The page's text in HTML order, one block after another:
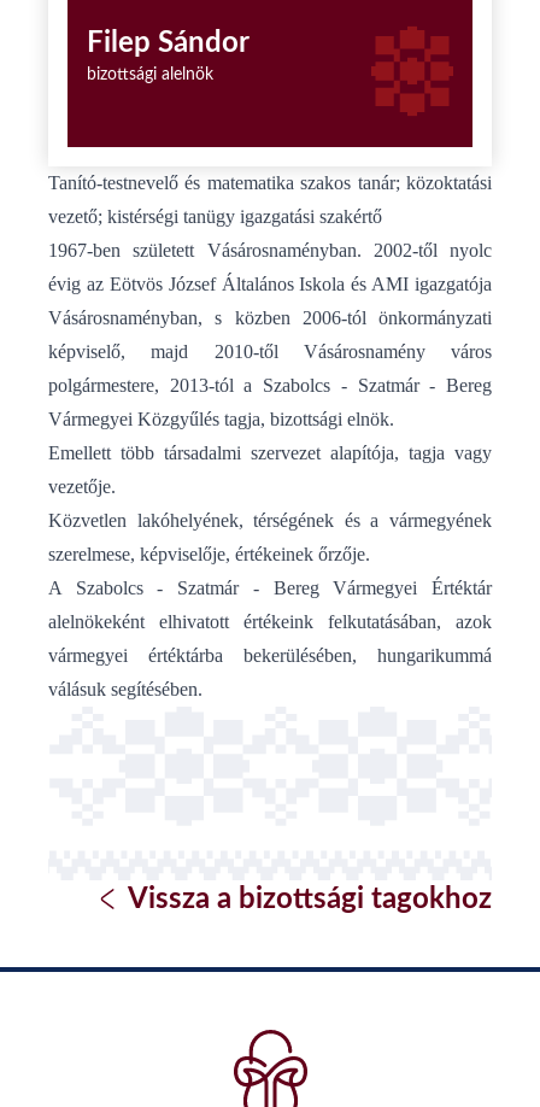
Filep Sándor
bizottsági alelnök
Tanító-testnevelő és matematika szakos tanár; közoktatási
vezető; kistérségi tanügy igazgatási szakértő
1967-ben született Vásárosnaményban. 2002-től nyolc
évig az Eötvös József Általános Iskola és AMI igazgatója
Vásárosnaményban, s közben 2006-tól önkormányzati
képviselő, majd 2010-től Vásárosnamény város
polgármestere, 2013-tól a Szabolcs - Szatmár - Bereg
Vármegyei Közgyűlés tagja, bizottsági elnök.
Emellett több társadalmi szervezet alapítója, tagja vagy
vezetője.
Közvetlen lakóhelyének, térségének és a vármegyének
szerelmese, képviselője, értékeinek őrzője.
A Szabolcs - Szatmár - Bereg Vármegyei Értéktár
alelnökeként elhivatott értékeink felkutatásában, azok
vármegyei értéktárba bekerülésében, hungarikummá
válásuk segítésében.
Vissza a bizottsági tagokhoz